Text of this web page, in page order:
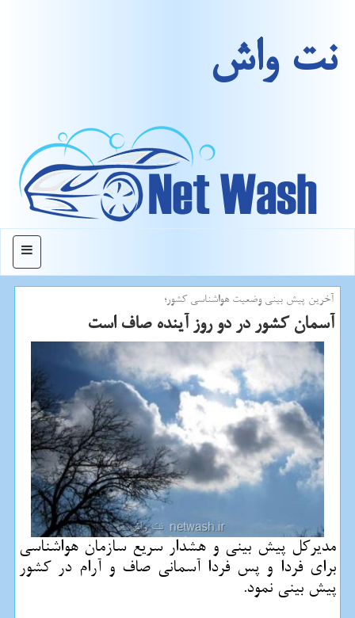
نت واش
منو
آخرین پیش بینی وضعیت هواشناسی كشور؛
آسمان كشور در دو روز آینده صاف است
مدیركل پیش بینی و هشدار سریع سازمان هواشناسی
برای فردا و پس فردا آسمانی صاف و آرام در كشور
پیش بینی نمود.